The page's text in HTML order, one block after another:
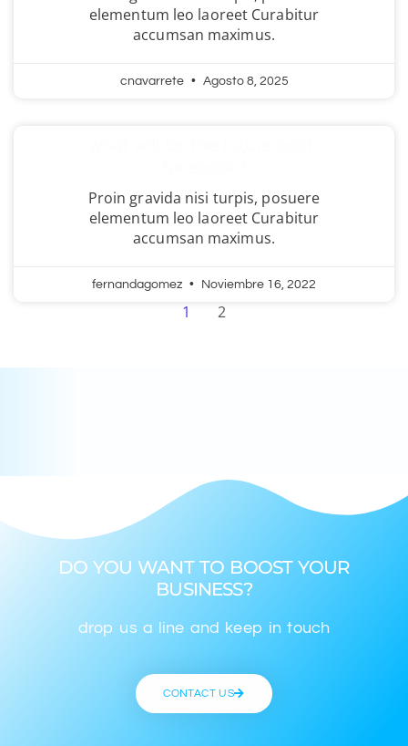
elementum leo laoreet Curabitur
accumsan maximus.
cnavarrete Agosto 8, 2025
Proin gravida nisi turpis, posuere
elementum leo laoreet Curabitur
accumsan maximus.
fernandagomez Noviembre 16, 2022
1 2
DO YOU WANT TO BOOST YOUR
BUSINESS?
drop us a line and keep in touch
CONTACT US